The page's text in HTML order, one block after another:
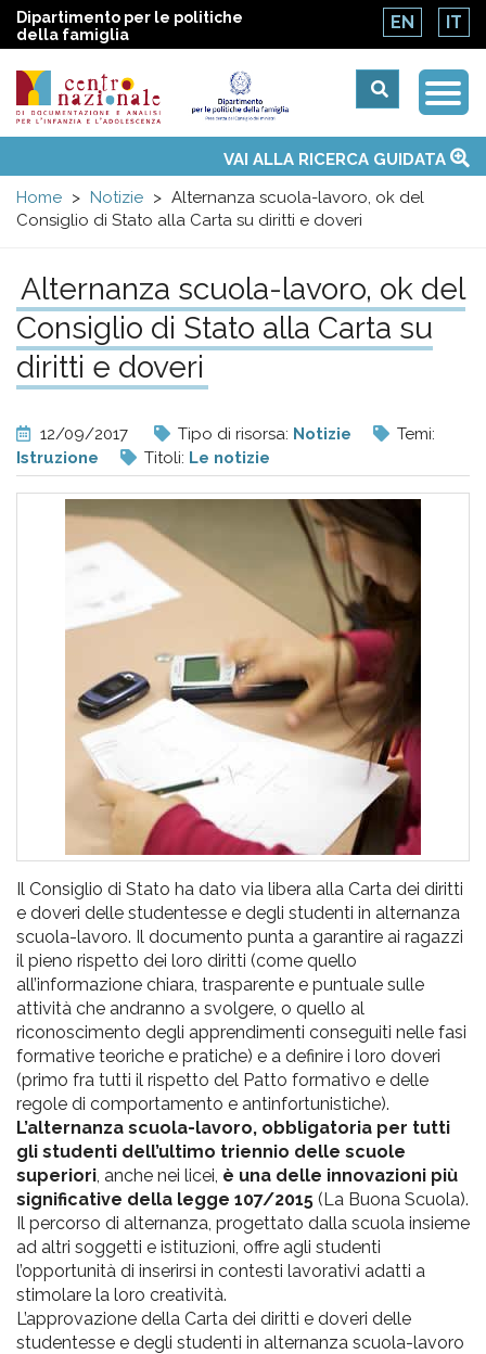
Dipartimento per le politiche
della famiglia
EN IT
Centro
nazionale
di
Documentazione
e
analisi
pr
l'infanzia
l'adolescenza
menu
Temi
Attività
Convenzione ONUVAI ALLA RICERCA GUIDATA
Home
Notizie
Alternanza scuola-lavoro, ok del
Consiglio di Stato alla Carta su diritti e doveri
Alternanza scuola-lavoro, ok del
Consiglio di Stato alla Carta su
diritti e doveri
12/09/2017 Tipo di risorsa: Notizie
Temi:
Istruzione
Titoli: Le notizie
Il Consiglio di Stato ha dato via libera alla Carta dei diritti
e doveri delle studentesse e degli studenti in alternanza
scuola-lavoro. Il documento punta a garantire ai ragazzi
il pieno rispetto dei loro diritti (come quello
all’informazione chiara, trasparente e puntuale sulle
attività che andranno a svolgere, o quello al
riconoscimento degli apprendimenti conseguiti nelle fasi
formative teoriche e pratiche) e a definire i loro doveri
(primo fra tutti il rispetto del Patto formativo e delle
regole di comportamento e antinfortunistiche).
L’alternanza scuola-lavoro, obbligatoria per tutti
gli studenti dell’ultimo triennio delle scuole
superiori, anche nei licei, è una delle innovazioni più
significative della legge 107/2015 (La Buona Scuola).
Il percorso di alternanza, progettato dalla scuola insieme
ad altri soggetti e istituzioni, offre agli studenti
l’opportunità di inserirsi in contesti lavorativi adatti a
stimolare la loro creatività.
L’approvazione della Carta dei diritti e doveri delle
studentesse e degli studenti in alternanza scuola-lavoro